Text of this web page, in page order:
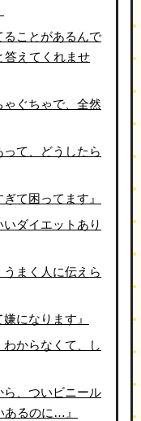
ることがあるんで
答えてくれませ
ゃぐちゃで、全然
て、どうしたら
て困ってます』
ダイエットあり
まく人に伝えら
になります』
からなくて、し
ら、ついビニール
あるのに…』